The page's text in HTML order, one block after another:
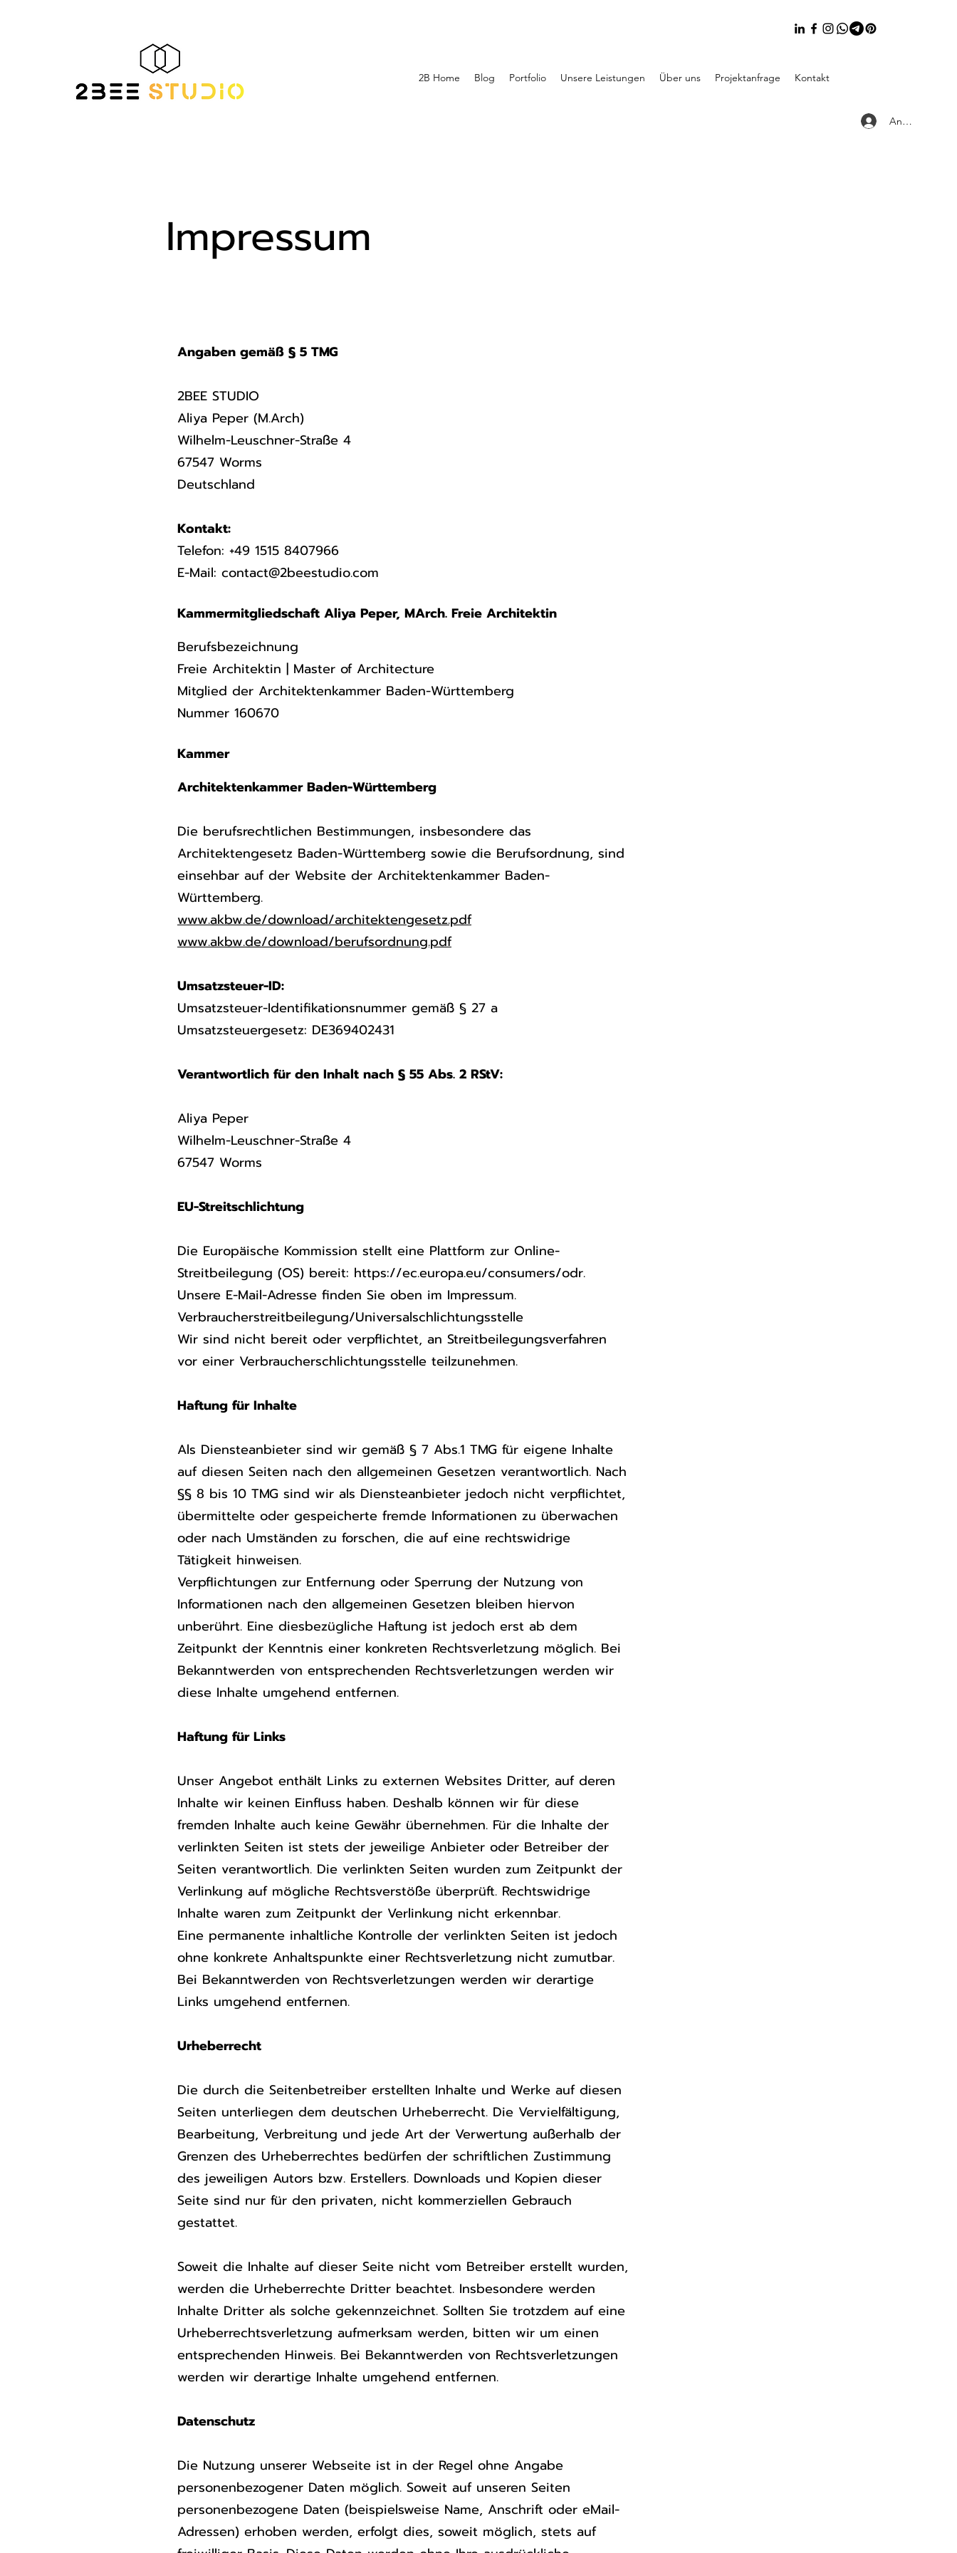
2B Home Blog Portfolio Unsere Leistungen Über uns Projektanfrage Kontakt
Anmelden
Impressum
Angaben gemäß § 5 TMG
2BEE STUDIO
Aliya Peper (M.Arch)
Wilhelm-Leuschner-Straße 4
67547 Worms
Deutschland
Kontakt:
Telefon: +49 1515 8407966
E-Mail: contact@2beestudio.com
Kammermitgliedschaft Aliya Peper, MArch. Freie Architektin
Berufsbezeichnung
Freie Architektin | Master of Architecture
Mitglied der Architektenkammer Baden-Württemberg
Nummer 160670
Kammer
Architektenkammer Baden-Württemberg
Die berufsrechtlichen Bestimmungen, insbesondere das
Architektengesetz Baden-Württemberg sowie die Berufsordnung, sind
einsehbar auf der Website der Architektenkammer Baden-
Württemberg.
www.akbw.de/download/architektengesetz.pdf
www.akbw.de/download/berufsordnung.pdf
Umsatzsteuer-ID:
Umsatzsteuer-Identifikationsnummer gemäß § 27 a
Umsatzsteuergesetz: DE369402431
Verantwortlich für den Inhalt nach § 55 Abs. 2 RStV:
Aliya Peper
Wilhelm-Leuschner-Straße 4
67547 Worms
EU-Streitschlichtung
Die Europäische Kommission stellt eine Plattform zur Online-
Streitbeilegung (OS) bereit: https://ec.europa.eu/consumers/odr.
Unsere E-Mail-Adresse finden Sie oben im Impressum.
Verbraucherstreitbeilegung/Universalschlichtungsstelle
Wir sind nicht bereit oder verpflichtet, an Streitbeilegungsverfahren
vor einer Verbraucherschlichtungsstelle teilzunehmen.
Haftung für Inhalte
Als Diensteanbieter sind wir gemäß § 7 Abs.1 TMG für eigene Inhalte
auf diesen Seiten nach den allgemeinen Gesetzen verantwortlich. Nach
§§ 8 bis 10 TMG sind wir als Diensteanbieter jedoch nicht verpflichtet,
übermittelte oder gespeicherte fremde Informationen zu überwachen
oder nach Umständen zu forschen, die auf eine rechtswidrige
Tätigkeit hinweisen.
Verpflichtungen zur Entfernung oder Sperrung der Nutzung von
Informationen nach den allgemeinen Gesetzen bleiben hiervon
unberührt. Eine diesbezügliche Haftung ist jedoch erst ab dem
Zeitpunkt der Kenntnis einer konkreten Rechtsverletzung möglich. Bei
Bekanntwerden von entsprechenden Rechtsverletzungen werden wir
diese Inhalte umgehend entfernen.
Haftung für Links
Unser Angebot enthält Links zu externen Websites Dritter, auf deren
Inhalte wir keinen Einfluss haben. Deshalb können wir für diese
fremden Inhalte auch keine Gewähr übernehmen. Für die Inhalte der
verlinkten Seiten ist stets der jeweilige Anbieter oder Betreiber der
Seiten verantwortlich. Die verlinkten Seiten wurden zum Zeitpunkt der
Verlinkung auf mögliche Rechtsverstöße überprüft. Rechtswidrige
Inhalte waren zum Zeitpunkt der Verlinkung nicht erkennbar.
Eine permanente inhaltliche Kontrolle der verlinkten Seiten ist jedoch
ohne konkrete Anhaltspunkte einer Rechtsverletzung nicht zumutbar.
Bei Bekanntwerden von Rechtsverletzungen werden wir derartige
Links umgehend entfernen.
Urheberrecht
Die durch die Seitenbetreiber erstellten Inhalte und Werke auf diesen
Seiten unterliegen dem deutschen Urheberrecht. Die Vervielfältigung,
Bearbeitung, Verbreitung und jede Art der Verwertung außerhalb der
Grenzen des Urheberrechtes bedürfen der schriftlichen Zustimmung
des jeweiligen Autors bzw. Erstellers. Downloads und Kopien dieser
Seite sind nur für den privaten, nicht kommerziellen Gebrauch
gestattet.
Soweit die Inhalte auf dieser Seite nicht vom Betreiber erstellt wurden,
werden die Urheberrechte Dritter beachtet. Insbesondere werden
Inhalte Dritter als solche gekennzeichnet. Sollten Sie trotzdem auf eine
Urheberrechtsverletzung aufmerksam werden, bitten wir um einen
entsprechenden Hinweis. Bei Bekanntwerden von Rechtsverletzungen
werden wir derartige Inhalte umgehend entfernen.
Datenschutz
Die Nutzung unserer Webseite ist in der Regel ohne Angabe
personenbezogener Daten möglich. Soweit auf unseren Seiten
personenbezogene Daten (beispielsweise Name, Anschrift oder eMail-
Adressen) erhoben werden, erfolgt dies, soweit möglich, stets auf